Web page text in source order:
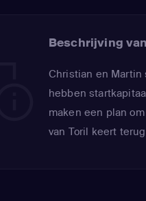
Beschrijving
Christian en
hebben
maken een plan
van Toril keert